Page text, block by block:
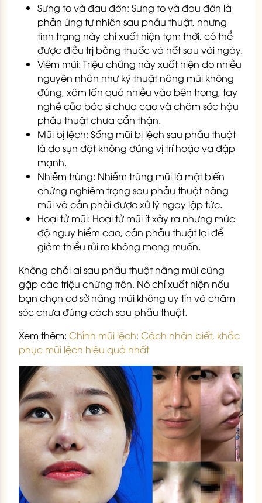
Sưng to và đau đớn: Sưng to và đau đớn là
phản ứng tự nhiên sau phẫu thuật, nhưng
tình trạng này chỉ xuất hiện tạm thời, có thể
được điều trị bằng thuốc và hết sau vài ngày.
Viêm mũi: Triệu chứng này xuất hiện do nhiều
nguyên nhân như kỹ thuật nâng mũi không
đúng, xâm lấn quá nhiều vào bên trong, tay
nghề của bác sĩ chưa cao và chăm sóc hậu
phẫu thuật chưa cẩn thận.
Mũi bị lệch: Sống mũi bị lệch sau phẫu thuật
là do sụn đặt không đúng vị trí hoặc va đập
mạnh.
Nhiễm trùng: Nhiễm trùng mũi là một biến
chứng nghiêm trọng sau phẫu thuật nâng
mũi và cần phải được xử lý ngay lập tức.
Hoại tử mũi: Hoại tử mũi ít xảy ra nhưng mức
độ nguy hiểm cao, cần phẫu thuật lại để
giảm thiểu rủi ro không mong muốn.
Không phải ai sau phẫu thuật nâng mũi cũng
gặp các triệu chứng trên. Nó chỉ xuất hiện nếu
bạn chọn cơ sở nâng mũi không uy tín và chăm
sóc chưa đúng cách sau phẫu thuật.
Xem thêm: Chỉnh mũi lệch: Cách nhận biết, khắc
phục mũi lệch hiệu quả nhất